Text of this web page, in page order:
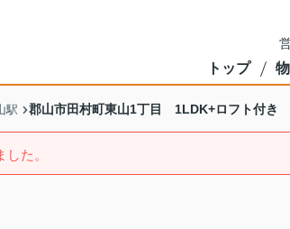
トップ
駅 郡山市田村町東山1丁目 1LDK+ロフト付き
た。